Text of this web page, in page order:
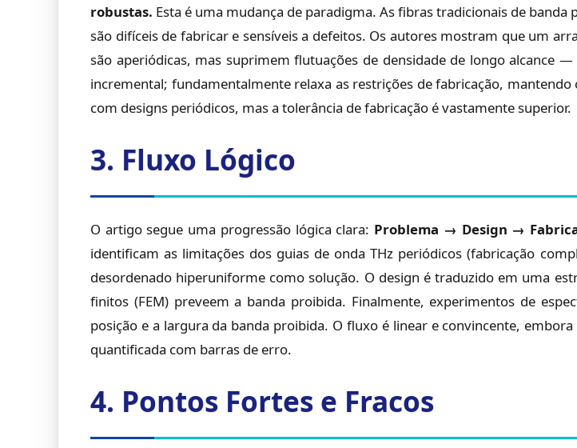
robustas. Esta é uma mudança de paradigma. As fibras tradicionais de
são difíceis de fabricar e sensíveis a defeitos. Os autores mostram que um
são aperiódicas, mas suprimem flutuações de densidade de longo alcance
incremental; fundamentalmente relaxa as restrições de fabricação,
com designs periódicos, mas a tolerância de fabricação é vastamente superior.
3. Fluxo Lógico
O artigo segue uma progressão lógica clara: Problema → Design →
identificam as limitações dos guias de onda THz periódicos (fabricação
desordenado hiperuniforme como solução. O design é traduzido em uma
finitos (FEM) preveem a banda proibida. Finalmente, experimentos de
posição e a largura da banda proibida. O fluxo é linear e convincente,
quantificada com barras de erro.
4. Pontos Fortes e Fracos